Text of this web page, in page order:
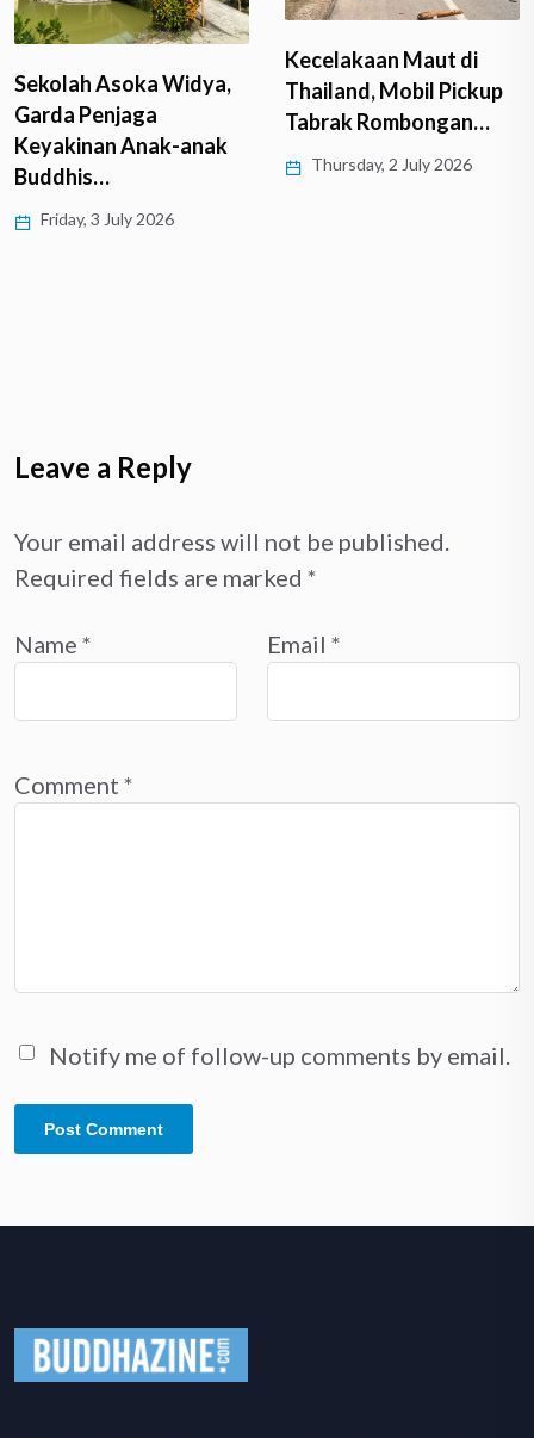
Sekolah Asoka Widya,
Garda Penjaga
Keyakinan Anak-anak
Buddhis…
Friday, 3 July 2026
Kecelakaan Maut di
Thailand, Mobil Pickup
Tabrak Rombongan…
Thursday, 2 July 2026
Leave a Reply
Your email address will not be published.
Required fields are marked *
Name * Email *
Comment *
Notify me of follow-up comments by email.